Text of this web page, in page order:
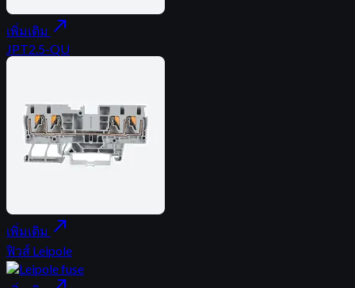
เพิ่มเติม north_east
JPT2.5-QU
เพิ่มเติม north_east
ฟิวส์ Leipole